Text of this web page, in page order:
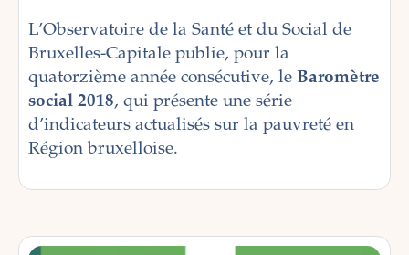
L’Observatoire de la Santé et du Social de
Bruxelles-Capitale publie, pour la
quatorzième année consécutive, le Baromètre
social 2018, qui présente une série
d’indicateurs actualisés sur la pauvreté en
Région bruxelloise.